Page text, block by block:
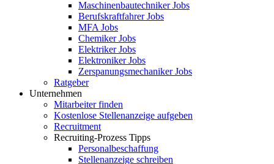
Maschinenbautechniker Jobs
Berufskraftfahrer Jobs
MFA Jobs
Chemiker Jobs
Elektriker Jobs
Elektroniker Jobs
Zerspanungsmechaniker Jobs
Ratgeber
Unternehmen
Mitarbeiter finden
Kostenlose Stellenanzeige aufgeben
Recruitment
Recruiting-Prozess Tipps
Personalbeschaffung
Stellenanzeige schreiben